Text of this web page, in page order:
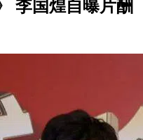
李国煌自曝片酬